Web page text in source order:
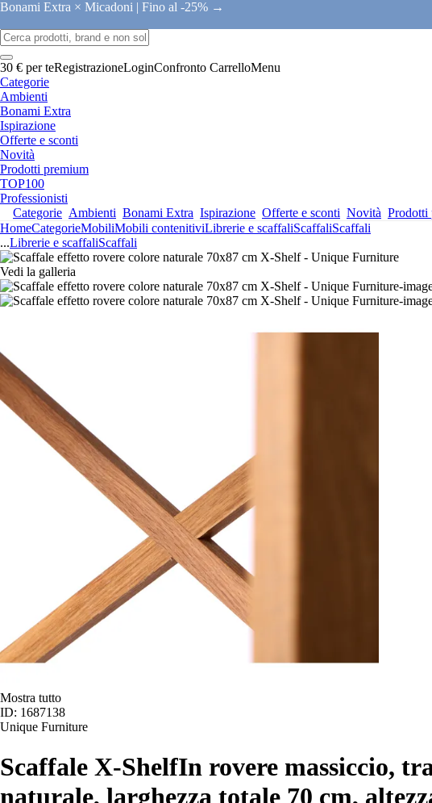
Bonami Extra × Micadoni | Fino al -25% →
30 € per teRegistrazioneLoginConfronto CarrelloMenu
Categorie
Ambienti
Bonami Extra
Ispirazione
Offerte e sconti
Novità
Prodotti premium
TOP100
Professionisti
Categorie Ambienti Bonami Extra Ispirazione Offerte e sconti Novità Prodotti
HomeCategorieMobiliMobili contenitiviLibrerie e scaffaliScaffaliScaffali
...Librerie e scaffaliScaffali
Vedi la galleria
Mostra tutto
ID: 1687138
Unique Furniture
Scaffale X-ShelfIn rovere massiccio,
naturale, larghezza totale 70 cm,